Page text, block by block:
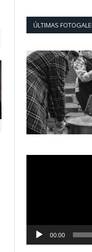
ÚLTIMAS
00:00